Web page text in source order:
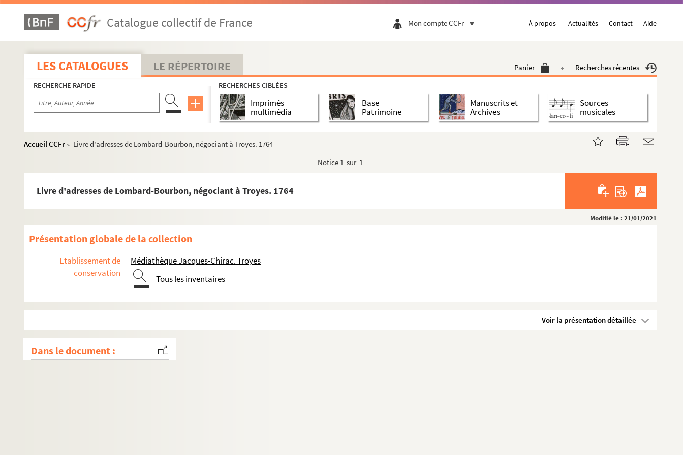
Catalogue collectif de France Mon compte CCFr À propos Actualités Contact Aide
LES CATALOGUES LE RÉPERTOIRE Panier Recherches récentes
RECHERCHE RAPIDE RECHERCHES CIBLÉES
Imprimés
multimédia
Base
Patrimoine
Manuscrits et
Archives
Sources
musicales
Accueil CCFr >
Livre d'adresses de Lombard-Bourbon, négociant à Troyes. 1764
Notice 1 sur 1
Livre d'adresses de Lombard-Bourbon, négociant à Troyes. 1764
Modifié le : 21/01/2021
Présentation globale de la collection
Etablissement de
conservation
Médiathèque Jacques-Chirac. Troyes
Tous les inventaires
Voir la présentation détaillée
Dans le document :